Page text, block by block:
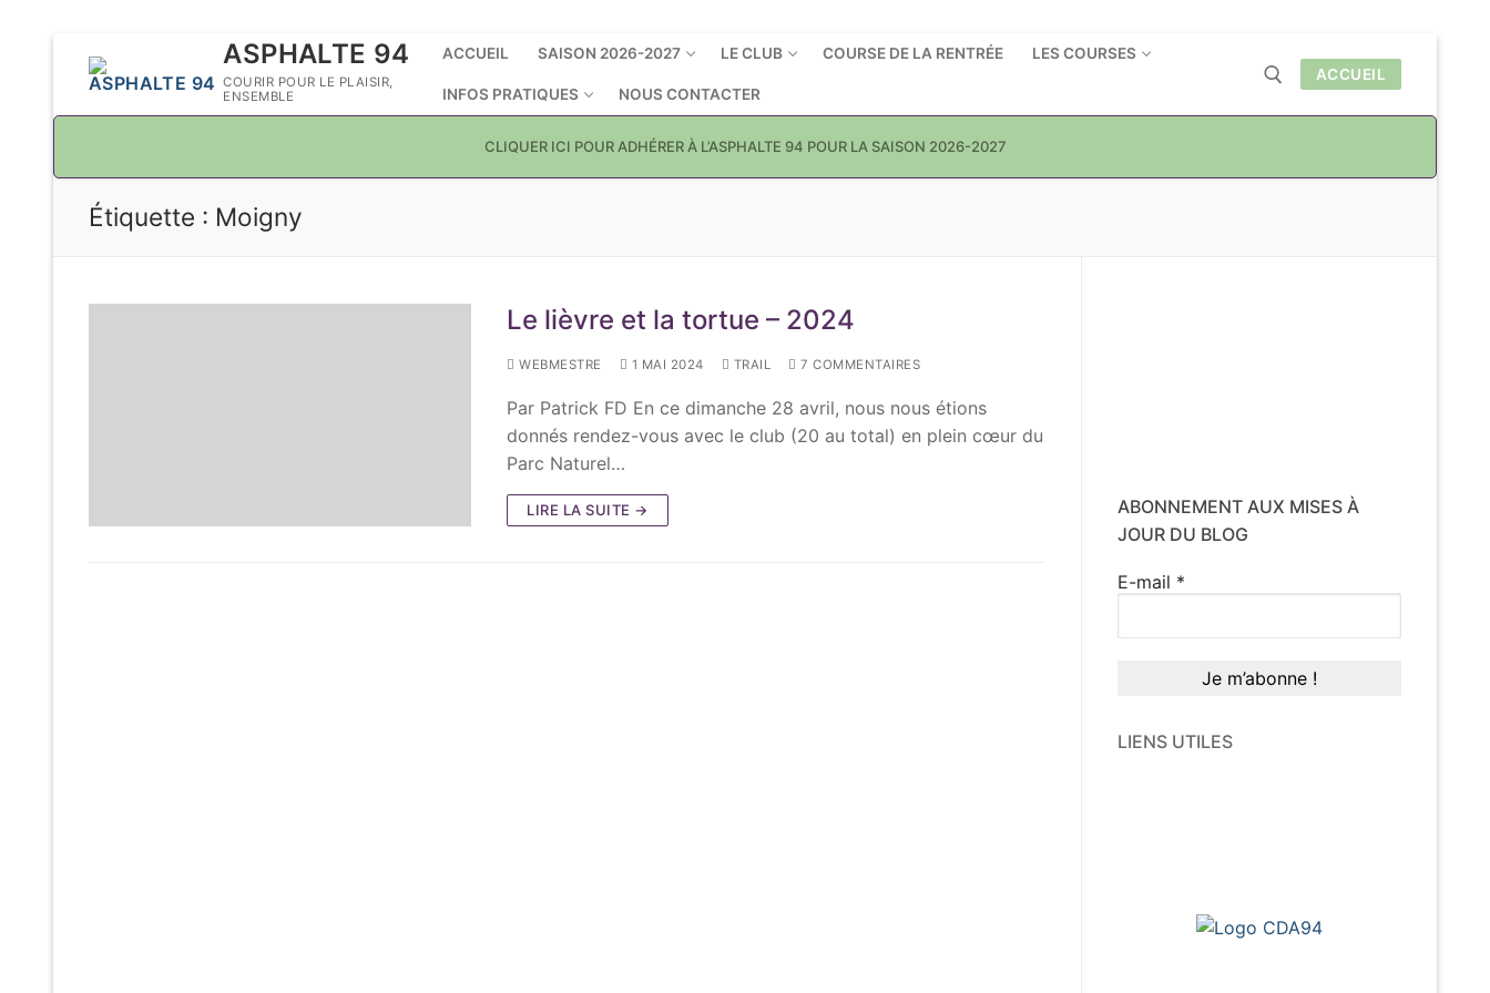
ASPHALTE 94
COURIR POUR LE PLAISIR,
ENSEMBLE
ACCUEIL SAISON 2026-2027 LE CLUB COURSE DE LA RENTRÉE LES COURSES
INFOS PRATIQUES NOUS CONTACTER
ACCUEIL
CLIQUER ICI POUR ADHÉRER À L’ASPHALTE 94 POUR LA SAISON 2026-2027
Étiquette : Moigny
Le lièvre et la tortue – 2024
WEBMESTRE 1 MAI 2024 TRAIL 7 COMMENTAIRES
Par Patrick FD En ce dimanche 28 avril, nous nous étions
donnés rendez-vous avec le club (20 au total) en plein cœur du
Parc Naturel…
LIRE LA SUITE →
ABONNEMENT AUX MISES À
JOUR DU BLOG
E-mail *
LIENS UTILES